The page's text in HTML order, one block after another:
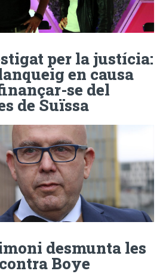
per la justícia:
en causa
se del
de Suïssa
desmunta les
Boye